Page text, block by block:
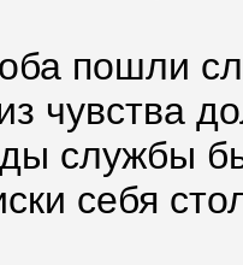
пошли
чувства
службы
себя